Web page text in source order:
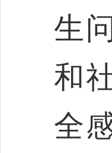
生
和
全